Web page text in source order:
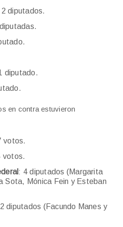
2 diputados.
diputado.
en contra estuvieron
votos.
votos.
: 4 diputados (Margarita
Sota, Mónica Fein y Esteban
2 diputados (Facundo Manes y